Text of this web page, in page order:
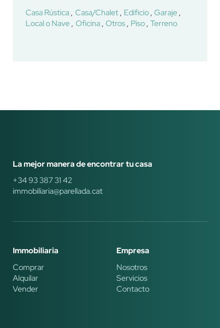
Casa Rústica Casa/Chalet Edificio Garaje
Local o Nave Oficina Otros Piso Terreno
La mejor manera de encontrar tu casa
+34 93 387 31 42
immobiliaria@parellada.cat
Immobiliaria
Comprar
Alquilar
Vender
Empresa
Nosotros
Servicios
Contacto